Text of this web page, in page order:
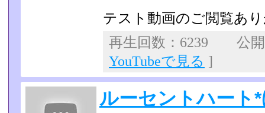
テスト動画のご閲覧あ
再生回数：6239 公
YouTubeで見る ]
ルーセントハート